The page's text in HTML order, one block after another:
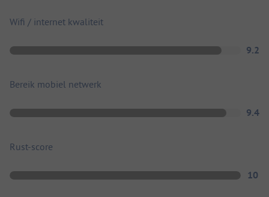
Wifi / internet kwaliteit
9.2
Bereik mobiel netwerk
9.4
Rust-score
10